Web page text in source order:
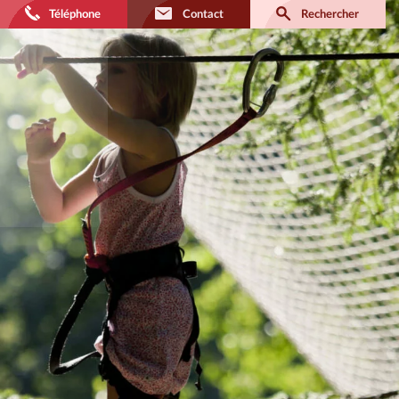
Téléphone Contact Rechercher